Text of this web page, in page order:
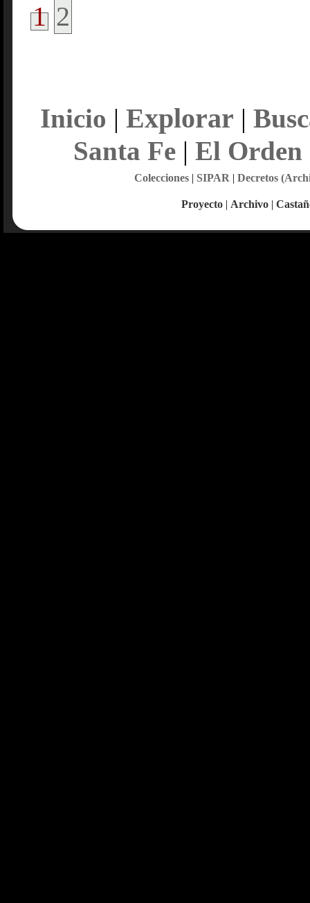
1 2
Inicio | Explorar |
Santa Fe| El Orden
Colecciones| SIPAR | Decretos
Proyecto | Archivo |